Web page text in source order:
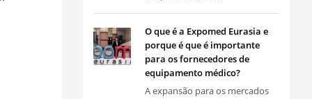
O que é a Expomed Eurasia e
porque é que é importante
para os fornecedores de
equipamento médico?
A expansão para os mercados